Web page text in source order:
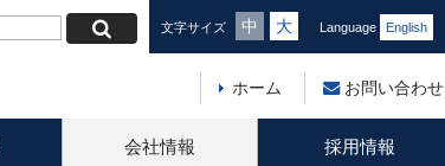
文字サイズ 中 大 Language English
ホーム お問い合わせ
会社情報 採用情報